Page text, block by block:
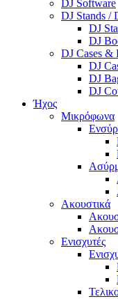
DJ Software
DJ Stands /
DJ
DJ
DJ Cases &
DJ
DJ
DJ
Ήχος
Μικρόφωνα
Ακουστικά
Ενισχυτές